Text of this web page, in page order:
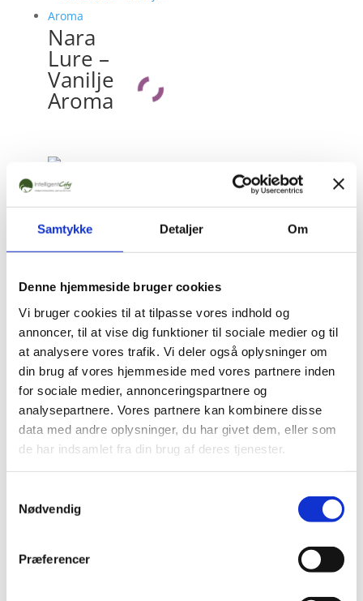
Samtykke Detaljer Om
Denne hjemmeside bruger cookies
Vi bruger cookies til at tilpasse vores indhold og
annoncer, til at vise dig funktioner til sociale medier og til
at analysere vores trafik. Vi deler også oplysninger om
din brug af vores hjemmeside med vores partnere inden
for sociale medier, annonceringspartnere og
analysepartnere. Vores partnere kan kombinere disse
data med andre oplysninger, du har givet dem, eller som
de har indsamlet fra din brug af deres tjenester.
Nødvendig
Præferencer
Nara
Lure –
Vanilje
Aroma
NEO
Rottest
ation
Nara
blokke
– vanilje